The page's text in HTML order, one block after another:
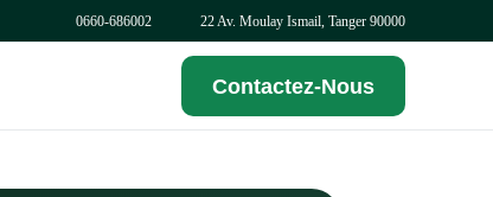
0660-686002 22 Av. Moulay Ismail, Tanger 90000
Contactez-Nous